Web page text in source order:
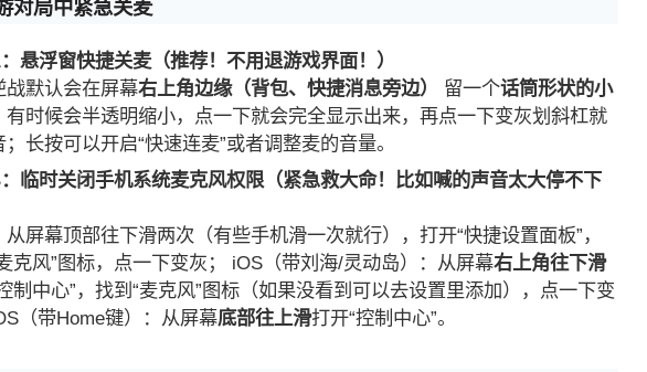
对局中紧急关麦
悬浮窗快捷关麦（推荐！不用退游戏界面！）
战默认会在屏幕右上角边缘（背包、快捷消息旁边） 留一个话筒形状的小
有时候会半透明缩小，点一下就会完全显示出来，再点一下变灰划斜杠就
；长按可以开启“快速连麦”或者调整麦的音量。
临时关闭手机系统麦克风权限（紧急救大命！比如喊的声音太大停不下
从屏幕顶部往下滑两次（有些手机滑一次就行），打开“快捷设置面板”，
克风”图标，点一下变灰； iOS（带刘海/灵动岛）：从屏幕右上角往下滑
制中心”，找到“麦克风”图标（如果没看到可以去设置里添加），点一下变
（带Home键）：从屏幕底部往上滑打开“控制中心”。